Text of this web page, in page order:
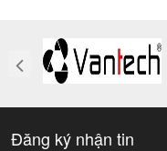
Đăng ký nhận tin